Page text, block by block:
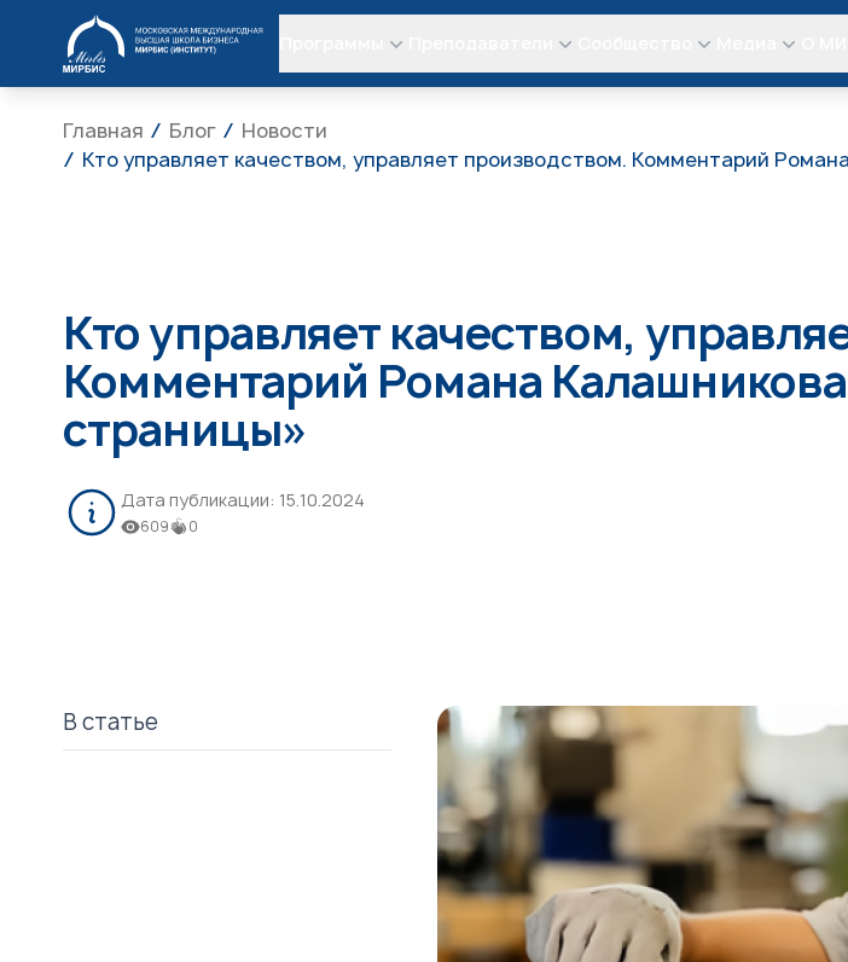
МИРБИС
Главная Блог
Новости
Кто управляет качеством, управляет производством. Комментарий
Кто управляет качеством,
Комментарий Романа
страницы»
Дата публикации: 15.10.2024
609 0
В статье